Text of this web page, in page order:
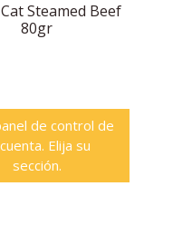
Steamed Beef
80gr
de control de
Elija su
sección.